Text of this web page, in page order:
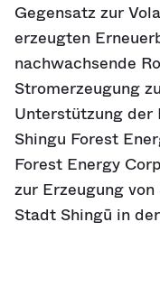
Gegensatz zur
erzeugten
nachwachsende
Stromerzeugung
Unterstützung der
Shingu Forest
Forest Energy
zur Erzeugung
Stadt Shingū in